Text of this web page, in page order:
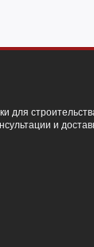
для
и